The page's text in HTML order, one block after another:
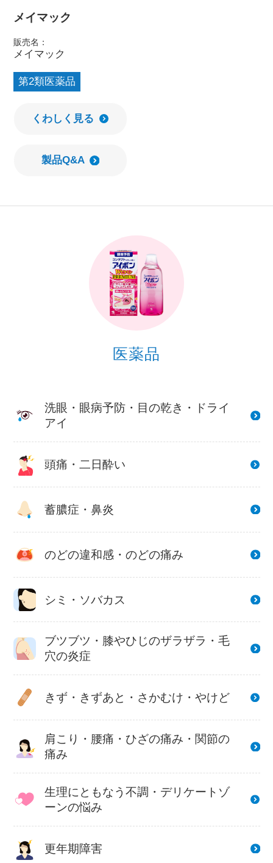
メイマック
販売名：
メイマック
第2類医薬品
くわしく見る
製品Q&A
医薬品
洗眼・眼病予防・目の乾き・ドライ
アイ
頭痛・二日酔い
蓄膿症・鼻炎
のどの違和感・のどの痛み
シミ・ソバカス
ブツブツ・膝やひじのザラザラ・毛
穴の炎症
きず・きずあと・さかむけ・やけど
肩こり・腰痛・ひざの痛み・関節の
痛み
生理にともなう不調・デリケートゾ
ーンの悩み
更年期障害